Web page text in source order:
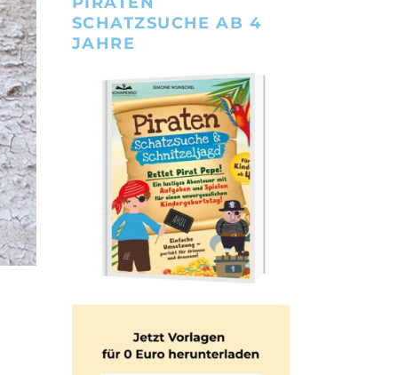
SCHATZSUCHE AB 4
JAHRE